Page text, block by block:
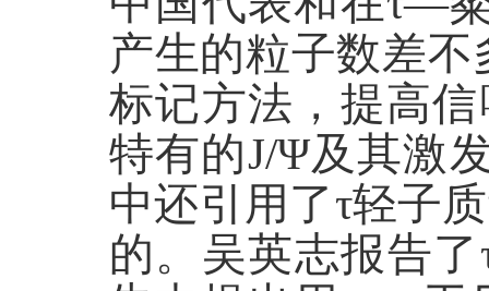
产生的粒子数差
标记方法，提高
特有的J/Ψ及其激
中还引用了τ轻子
的。吴英志报告